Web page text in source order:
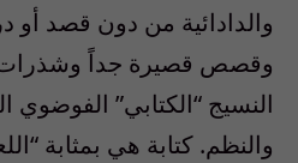
والدادائية من دون قصد
وقصص قصيرة جداً وشذرات
النسيج “الكتابي” الفوضوي
والنظم. كتابة هي بمثابة